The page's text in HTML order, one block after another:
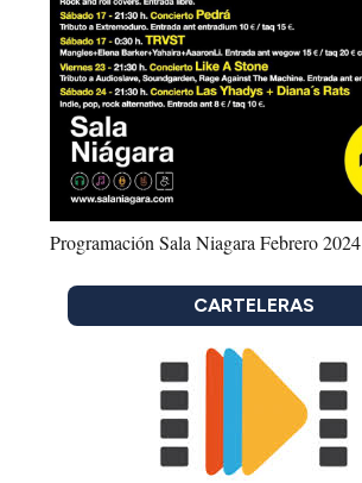
Programación Sala Niagara Febrero 2024
CARTELERAS